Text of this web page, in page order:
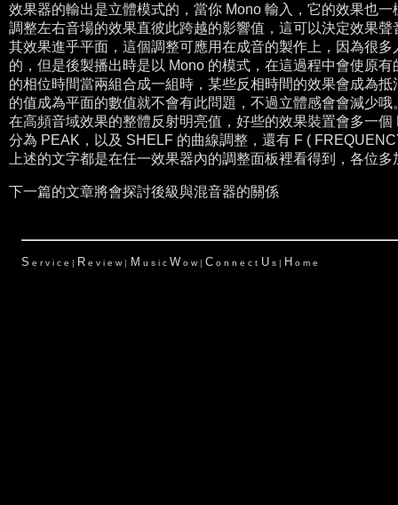
效果器的輸出是立體模式的， 當你 Mono 輸入，它的效果也
調整左右音場的效果直彼此跨越的影響值，這可以決定效果
其效果進乎平面， 這個調整可應用在成音的製作上，因為很
的，但是後製播出時是以 Mono 的模式，在這過程中會使原
的相位時間當兩組合成一組時，某些反相時間的效果會成為
的值成為平面的數值就不會有此問題，不過立體感會會減少
在高頻音域效果的整體反射明亮值，好些的效果裝置會多一
分為 PEAK，以及 SHELF 的曲線調整，還有 F (
上述的文字都是在任一效果器內的調整面板裡看得到，各位多
下一篇的文章將會探討後級與混音器的關係
S e r v i c e | R e v i e w | M u s i c W o w | C o n n e c t U s | H o m e